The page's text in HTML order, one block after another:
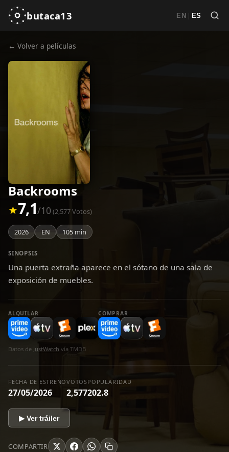
butaca13 EN | ES
← Volver a películas
Backrooms
★7,1/10 (2,577 Votos)
2026 EN 105 min
SINOPSIS
Una puerta extraña aparece en el sótano de una sala de
exposición de muebles.
ALQUILAR COMPRAR
Datos de JustWatch vía TMDB
FECHA DE ESTRENO
27/05/2026
VOTOS
2,577
POPULARIDAD
202.8
▶ Ver tráiler
COMPARTIR